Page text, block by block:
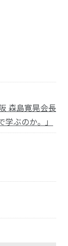
森島寛晃会長
ぶのか。」